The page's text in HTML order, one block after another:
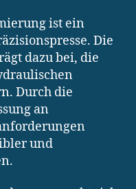
ist ein
Die
dazu bei, die
Durch die
an
und